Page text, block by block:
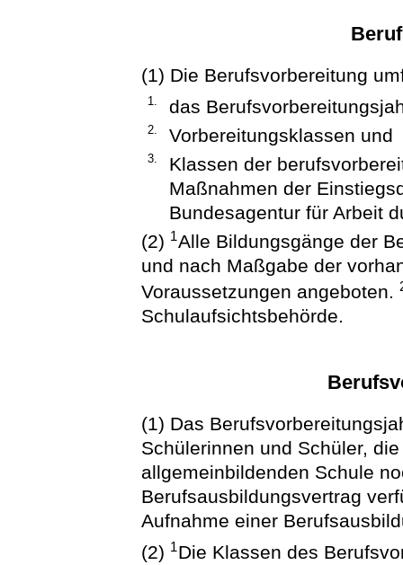
(1) Die Berufsvorbereitung
1. das
2. Vorbereitungsklassen und
3.
Klassen der
Maßnahmen der
Bundesagentur für Arbeit
(2) 1Alle Bildungsgänge der
und nach Maßgabe der
Voraussetzungen angeboten.
Schulaufsichtsbehörde.
(1) Das
Schülerinnen und Schüler,
allgemeinbildenden Schule
Berufsausbildungsvertrag
Aufnahme einer
(2) 1Die Klassen des